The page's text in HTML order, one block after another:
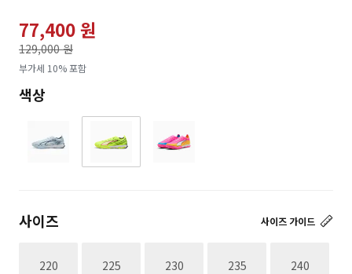
77,400 원
129,000 원
로
부가세 10% 포함
색상
사이즈 가이드
사이즈
220재고없음 225재고없음 230재고없음 235재고없음 240재고없음